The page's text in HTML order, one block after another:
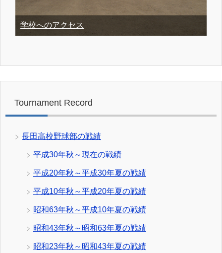
学校へのアクセス
Tournament Record
長田高校野球部の戦績
平成30年秋～現在の戦績
平成20年秋～平成30年夏の戦績
平成10年秋～平成20年夏の戦績
昭和63年秋～平成10年夏の戦績
昭和43年秋～昭和63年夏の戦績
昭和23年秋～昭和43年夏の戦績